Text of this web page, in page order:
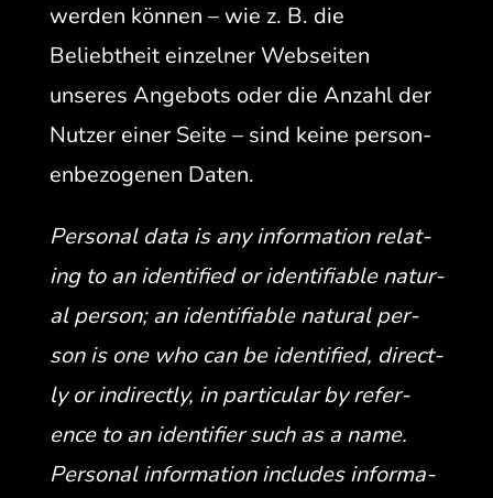
wer­den kön­nen – wie z. B. die
Beliebtheit einzel­ner Web­seit­en
unseres Ange­bots oder die Anzahl der
Nutzer ein­er Seite – sind keine per­so­n­
en­be­zo­ge­nen Daten.
Per­son­al data is any infor­ma­tion relat­
ing to an iden­ti­fied or iden­ti­fi­able nat­ur­
al per­son; an iden­ti­fi­able nat­ur­al per­
son is one who can be iden­ti­fied, direct­
ly or indi­rect­ly, in par­tic­u­lar by ref­er­
ence to an iden­ti­fi­er such as a name.
Per­son­al infor­ma­tion includes infor­ma­